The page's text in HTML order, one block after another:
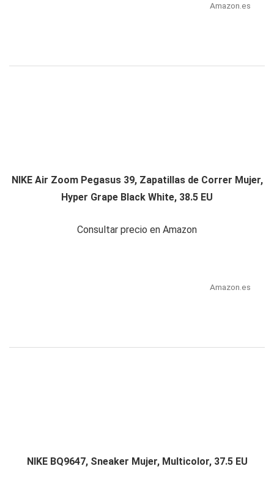
Amazon.es
NIKE Air Zoom Pegasus 39, Zapatillas de Correr Mujer,
Hyper Grape Black White, 38.5 EU
Consultar precio en Amazon
Amazon.es
NIKE BQ9647, Sneaker Mujer, Multicolor, 37.5 EU